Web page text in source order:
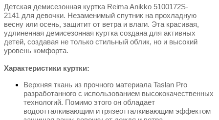
Детская демисезонная куртка Reima Anikko 5100172S-
2141 для девочки. Незаменимый спутник на прохладную
весну или осень, защитит от ветра и влаги. Эта красивая,
удлиненная демисезонная куртка создана для активных
детей, создавая не только стильный облик, но и высокий
уровень комфорта.
Характеристики куртки:
Верхняя ткань из прочного материала Taslan Pro
разработанного с использованием высококачественных
технологий. Помимо этого он обладает
водоотталкивающим и грязеотталкивающим эффектом